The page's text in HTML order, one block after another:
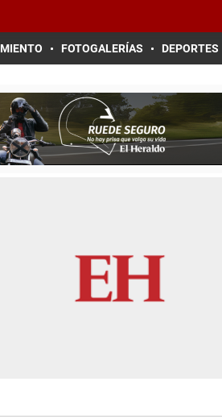
FOTOGALERÍAS DEPORTES